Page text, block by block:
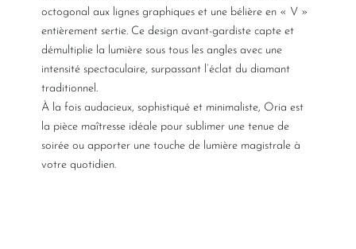
octogonal aux lignes graphiques et une bélière en « V »
entièrement sertie. Ce design avant-gardiste capte et
démultiplie la lumière sous tous les angles avec une
intensité spectaculaire, surpassant l’éclat du diamant
traditionnel.
À la fois audacieux, sophistiqué et minimaliste, Oria est
la pièce maîtresse idéale pour sublimer une tenue de
soirée ou apporter une touche de lumière magistrale à
votre quotidien.